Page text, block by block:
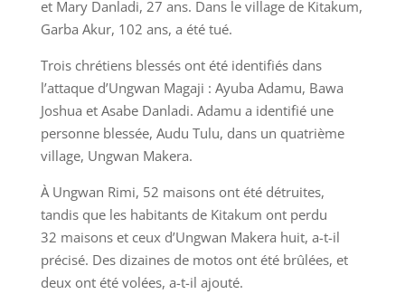
et Mary Danladi, 27 ans. Dans le village de Kitakum,
Garba Akur, 102 ans, a été tué.
Trois chrétiens blessés ont été identifiés dans
l’attaque d’Ungwan Magaji : Ayuba Adamu, Bawa
Joshua et Asabe Danladi. Adamu a identifié une
personne blessée, Audu Tulu, dans un quatrième
village, Ungwan Makera.
À Ungwan Rimi, 52 maisons ont été détruites,
tandis que les habitants de Kitakum ont perdu
32 maisons et ceux d’Ungwan Makera huit, a-t-il
précisé. Des dizaines de motos ont été brûlées, et
deux ont été volées, a-t-il ajouté.